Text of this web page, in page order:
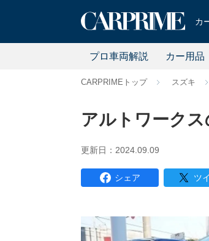
カ
プロ車両解説 カー用品
CARPRIMEトップ スズキ
アルトワーク
更新日：2024.09.09
シェア ツ